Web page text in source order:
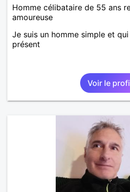
Homme célibataire de 55 ans
amoureuse
Je suis un homme simple et
présent
Voir le